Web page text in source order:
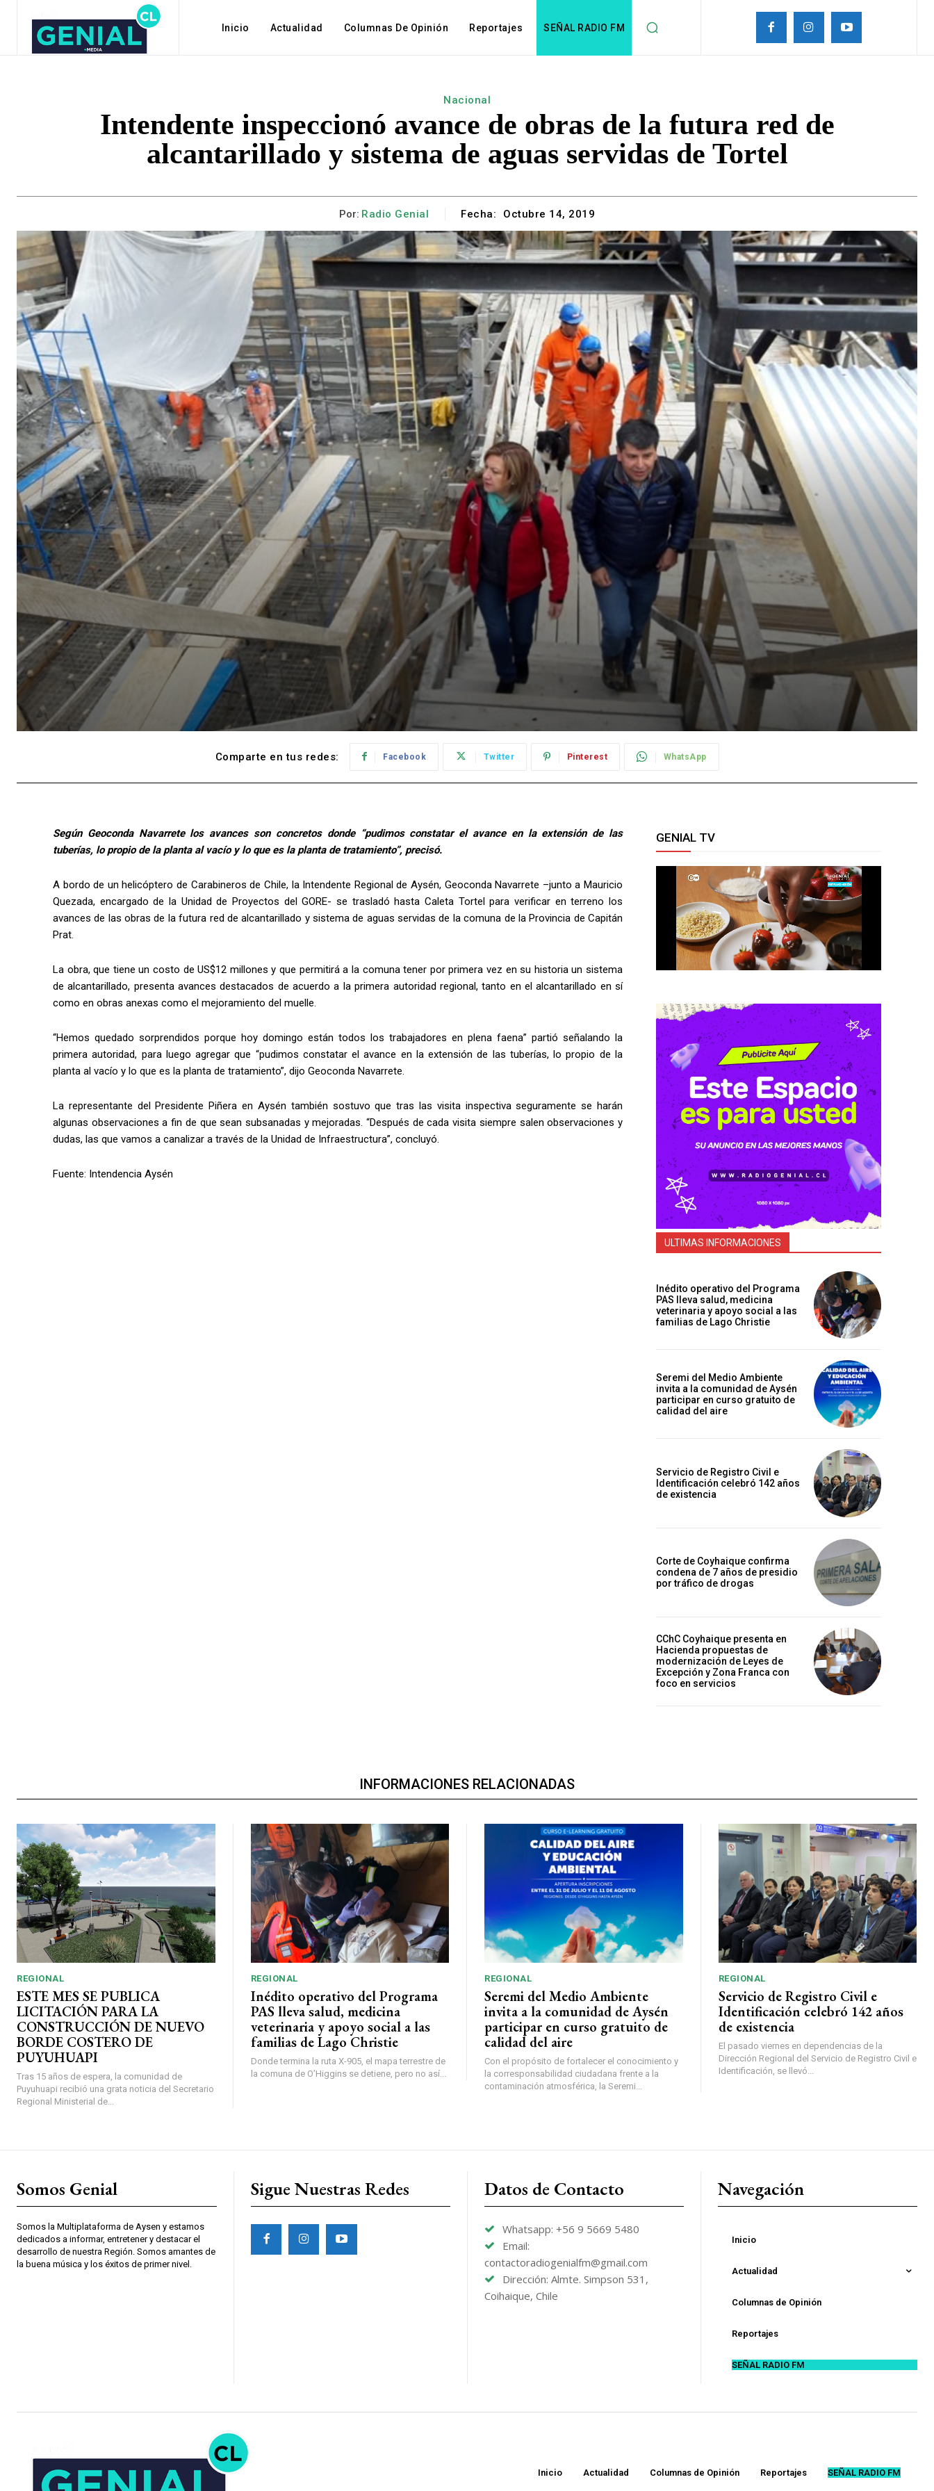
Inicio Actualidad Columnas De Opinión Reportajes SEÑAL RADIO FM
Nacional
Intendente inspeccionó avance de obras de la futura red de
alcantarillado y sistema de aguas servidas de Tortel
Por: Radio Genial Fecha: Octubre 14, 2019
Comparte en tus redes: Facebook Twitter Pinterest WhatsApp
Según Geoconda Navarrete los avances son concretos donde “pudimos constatar el avance en la extensión de las
tuberías, lo propio de la planta al vacío y lo que es la planta de tratamiento”, precisó.
A bordo de un helicóptero de Carabineros de Chile, la Intendente Regional de Aysén, Geoconda Navarrete –junto a Mauricio
Quezada, encargado de la Unidad de Proyectos del GORE- se trasladó hasta Caleta Tortel para verificar en terreno los
avances de las obras de la futura red de alcantarillado y sistema de aguas servidas de la comuna de la Provincia de Capitán
Prat.
La obra, que tiene un costo de US$12 millones y que permitirá a la comuna tener por primera vez en su historia un sistema
de alcantarillado, presenta avances destacados de acuerdo a la primera autoridad regional, tanto en el alcantarillado en sí
como en obras anexas como el mejoramiento del muelle.
“Hemos quedado sorprendidos porque hoy domingo están todos los trabajadores en plena faena” partió señalando la
primera autoridad, para luego agregar que “pudimos constatar el avance en la extensión de las tuberías, lo propio de la
planta al vacío y lo que es la planta de tratamiento”, dijo Geoconda Navarrete.
La representante del Presidente Piñera en Aysén también sostuvo que tras las visita inspectiva seguramente se harán
algunas observaciones a fin de que sean subsanadas y mejoradas. “Después de cada visita siempre salen observaciones y
dudas, las que vamos a canalizar a través de la Unidad de Infraestructura”, concluyó.
Fuente: Intendencia Aysén
GENIAL TV
ULTIMAS INFORMACIONES
Inédito operativo del Programa
PAS lleva salud, medicina
veterinaria y apoyo social a las
familias de Lago Christie
Seremi del Medio Ambiente
invita a la comunidad de Aysén
participar en curso gratuito de
calidad del aire
Servicio de Registro Civil e
Identificación celebró 142 años
de existencia
Corte de Coyhaique confirma
condena de 7 años de presidio
por tráfico de drogas
CChC Coyhaique presenta en
Hacienda propuestas de
modernización de Leyes de
Excepción y Zona Franca con
foco en servicios
INFORMACIONES RELACIONADAS
REGIONAL
ESTE MES SE PUBLICA
LICITACIÓN PARA LA
CONSTRUCCIÓN DE NUEVO
BORDE COSTERO DE
PUYUHUAPI
Tras 15 años de espera, la comunidad de
Puyuhuapi recibió una grata noticia del Secretario
Regional Ministerial de...
REGIONAL
Inédito operativo del Programa
PAS lleva salud, medicina
veterinaria y apoyo social a las
familias de Lago Christie
Donde termina la ruta X-905, el mapa terrestre de
la comuna de O’Higgins se detiene, pero no así...
REGIONAL
Seremi del Medio Ambiente
invita a la comunidad de Aysén
participar en curso gratuito de
calidad del aire
Con el propósito de fortalecer el conocimiento y
la corresponsabilidad ciudadana frente a la
contaminación atmosférica, la Seremi...
REGIONAL
Servicio de Registro Civil e
Identificación celebró 142 años
de existencia
El pasado viernes en dependencias de la
Dirección Regional del Servicio de Registro Civil e
Identificación, se llevó...
Somos Genial
Somos la Multiplataforma de Aysen y estamos
dedicados a informar, entretener y destacar el
desarrollo de nuestra Región. Somos amantes de
la buena música y los éxitos de primer nivel.
Sigue Nuestras Redes Datos de Contacto
Whatsapp: +56 9 5669 5480
Email:
contactoradiogenialfm@gmail.com
Dirección: Almte. Simpson 531,
Coihaique, Chile
Navegación
Inicio
Actualidad
Columnas de Opinión
Reportajes
SEÑAL RADIO FM
Inicio Actualidad Columnas de Opinión Reportajes SEÑAL RADIO FM